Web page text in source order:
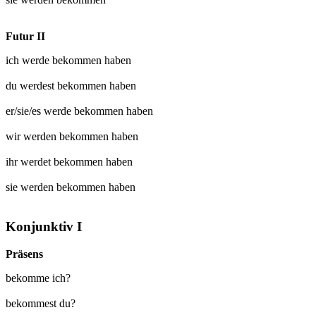
Futur II
ich werde bekommen haben
du werdest bekommen haben
er/sie/es werde bekommen haben
wir werden bekommen haben
ihr werdet bekommen haben
sie werden bekommen haben
Konjunktiv I
Präsens
bekomme ich?
bekommest du?